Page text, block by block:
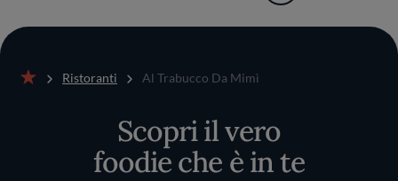
Ristoranti Al Trabucco Da Mimì
Scopri il vero
foodie che è in te